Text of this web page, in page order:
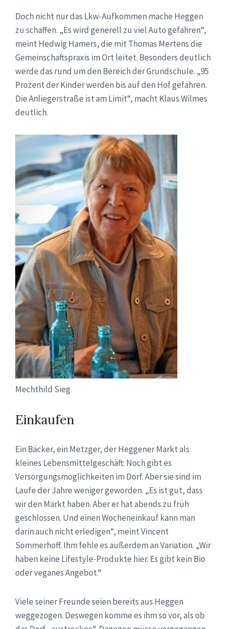
Doch nicht nur das Lkw-Aufkommen mache Heggen
zu schaffen. „Es wird generell zu viel Auto gefahren“,
meint Hedwig Hamers, die mit Thomas Mertens die
Gemeinschaftspraxis im Ort leitet. Besonders deutlich
werde das rund um den Bereich der Grundschule. „95
Prozent der Kinder werden bis auf den Hof gefahren.
Die Anliegerstraße ist am Limit“, macht Klaus Wilmes
deutlich.
Mechthild Sieg
Einkaufen
Ein Bäcker, ein Metzger, der Heggener Markt als
kleines Lebensmittelgeschäft: Noch gibt es
Versorgungsmöglichkeiten im Dorf. Aber sie sind im
Laufe der Jahre weniger geworden. „Es ist gut, dass
wir den Markt haben. Aber er hat abends zu früh
geschlossen. Und einen Wocheneinkauf kann man
darin auch nicht erledigen“, meint Vincent
Sommerhoff. Ihm fehle es außerdem an Variation. „Wir
haben keine Lifestyle-Produkte hier. Es gibt kein Bio
oder veganes Angebot.“
Viele seiner Freunde seien bereits aus Heggen
weggezogen. Deswegen komme es ihm so vor, als ob